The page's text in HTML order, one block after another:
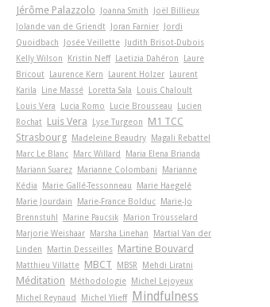
Jérôme Palazzolo Joanna Smith
Joël Billieux
Jolande van de Griendt Joran Farnier Jordi
Quoidbach
Josée Veillette Judith Brisot-Dubois
Kelly Wilson
Kristin Neff Laetizia Dahéron
Laure
Bricout Laurence Kern Laurent Holzer Laurent
Karila
Line Massé Loretta Sala
Louis Chaloult
Louis Vera
Lucia Romo Lucie Brousseau
Lucien
Rochat Luis Vera Lyse Turgeon
M1 TCC
Strasbourg Madeleine Beaudry Magali Rebattel
Marc Le Blanc Marc Willard
Maria Elena Brianda
Mariann Suarez Marianne Colombani
Marianne
Kédia
Marie Gallé-Tessonneau
Marie Haegelé
Marie Jourdain
Marie-France Bolduc Marie-Jo
Brennstuhl
Marine Paucsik Marion Trousselard
Marjorie Weishaar Marsha Linehan
Martial Van der
Linden
Martin Desseilles Martine Bouvard
Matthieu Villatte MBCT MBSR Mehdi Liratni
Méditation Méthodologie Michel Lejoyeux
Michel Reynaud
Michel Ylieff Mindfulness